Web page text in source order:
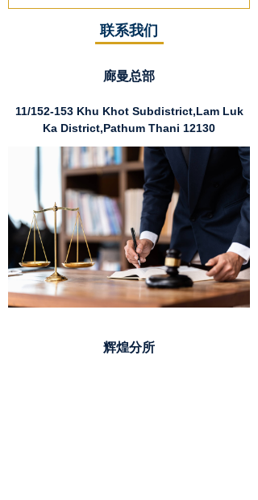
联系我们
廊曼总部
11/152-153 Khu Khot Subdistrict,Lam Luk
Ka District,Pathum Thani 12130
辉煌分所